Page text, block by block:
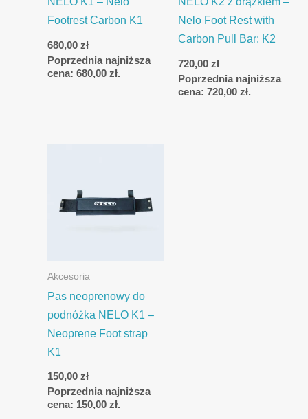
Footrest Carbon K1
680,00zł
Poprzednia najniższa
cena:680,00zł.
Nelo Foot Rest with
Carbon Pull Bar: K2
720,00 zł
Poprzednia najniższa
cena: 720,00 zł.
Akcesoria
Pas neoprenowy do
podnóżka NELO K1 –
Neoprene Foot strap
K1
150,00zł
Poprzednia najniższa
cena: 150,00zł.